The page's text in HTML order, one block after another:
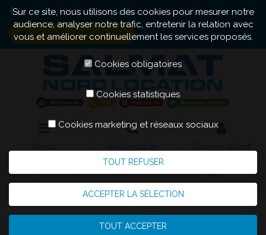
Contactez-nous 03 20 22 04 84
NOS ENGAGEMENTS RSE
Menu Rechercher Devenir client
Accueil Chargeuses et mini-chargeurs Mini-chargeurs
Mini
Chargeur T590
Mini Chargeur T590
Sur ce site, nous utilisons des cookies pour mesurer notre
audience, analyser notre trafic, entretenir la relation avec
vous et améliorer continuellement les services proposés.
Cookies obligatoires
Cookies statistiques
Cookies marketing et réseaux sociaux
TOUT REFUSER
ACCEPTER LA SÉLECTION
TOUT ACCEPTER